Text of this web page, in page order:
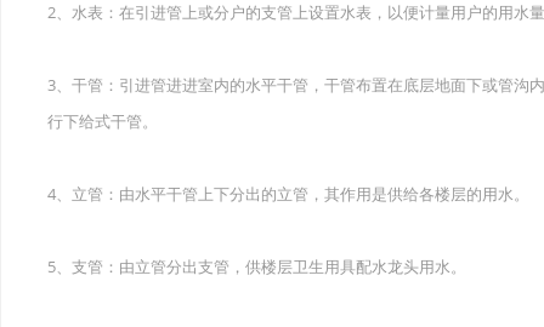
2、水表：在引进管上或分户的支管上设置水表，以便计量用户的用水
3、干管：引进管进进室内的水平干管，干管布置在底层地面下或管沟
行下给式干管。
4、立管：由水平干管上下分出的立管，其作用是供给各楼层的用水。
5、支管：由立管分出支管，供楼层卫生用具配水龙头用水。